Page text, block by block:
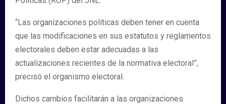
“Las organizaciones políticas deben tener en cuenta
que las modificaciones en sus estatutos y reglamentos
electorales deben estar adecuadas a las
actualizaciones recientes de la normativa electoral”,
precisó el organismo electoral.
Dichos cambios facilitarán a las organizaciones